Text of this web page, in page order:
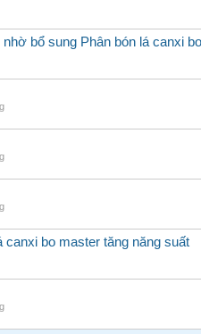
bổ sung Phân bón lá canxi
canxi bo master tăng năng suất